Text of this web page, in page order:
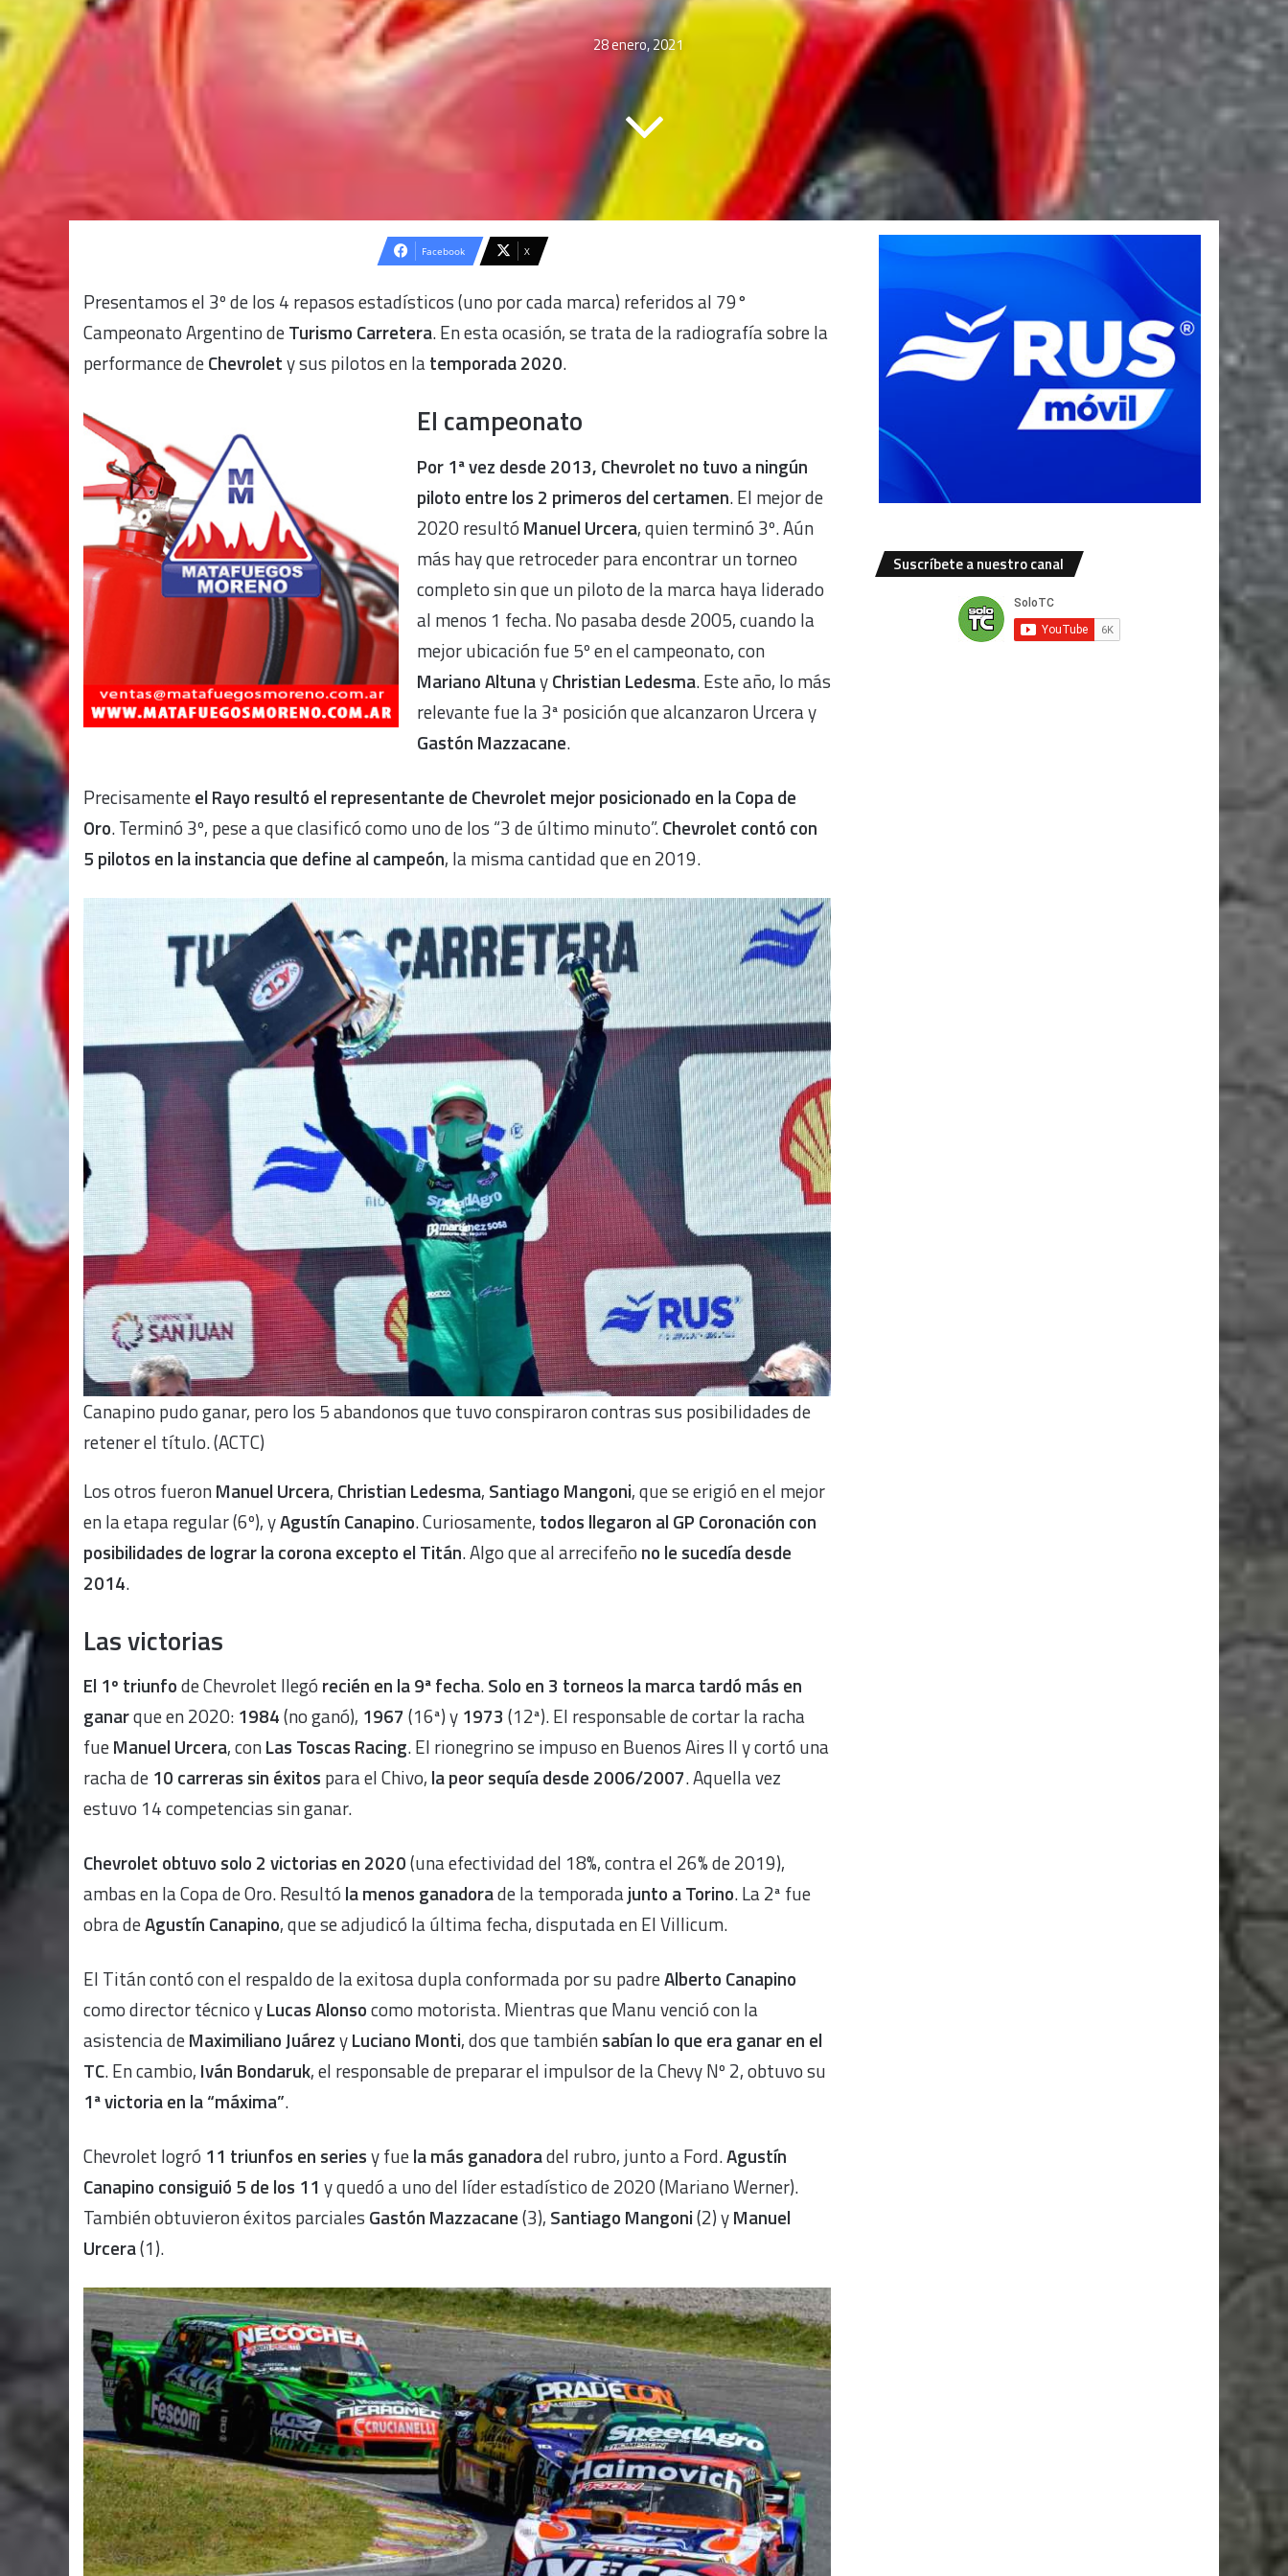
onan
28 enero, 2021
Facebook X
Presentamos el 3º de los 4 repasos estadísticos (uno por cada marca) referidos al 79°
Campeonato Argentino deTurismo Carretera. En esta ocasión, se trata de la radiografía sobre la
performance deChevrolety sus pilotos en latemporada 2020.
El campeonato
Por 1ª vez desde 2013, Chevrolet no tuvo a ningún
piloto entre los 2 primeros del certamen. El mejor de
2020 resultó Manuel Urcera, quien terminó 3º. Aún
más hay que retroceder para encontrar un torneo
completo sin que un piloto de la marca haya liderado
al menos 1 fecha. No pasaba desde 2005, cuando la
mejor ubicación fue 5º en el campeonato, con
Mariano AltunayChristian Ledesma. Este año, lo más
relevante fue la 3ª posición que alcanzaron Urcera y
Gastón Mazzacane.
Precisamenteel Rayo resultó el representante de Chevrolet mejor posicionado en la Copa de
Oro. Terminó 3º, pese a que clasificó como uno de los “3 de último minuto”.Chevrolet contó con
5 pilotos en la instancia que define al campeón, la misma cantidad que en 2019.
Canapino pudo ganar, pero los 5 abandonos que tuvo conspiraron contras sus posibilidades de
retener el título. (ACTC)
Los otros fueronManuel Urcera, Christian Ledesma, Santiago Mangoni, que se erigió en el mejor
en la etapa regular (6º), yAgustín Canapino. Curiosamente, todos llegaron al GP Coronación con
posibilidades de lograr la corona excepto el Titán. Algo que al arrecifeño no le sucedía desde
2014.
Las victorias
El 1º triunfode Chevrolet llegó recién en la 9ª fecha.Solo en 3 torneos la marca tardó más en
ganarque en 2020: 1984(no ganó), 1967 (16ª) y 1973 (12ª). El responsable de cortar la racha
fueManuel Urcera, conLas Toscas Racing. El rionegrino se impuso en Buenos Aires II y cortó una
racha de 10 carreras sin éxitos para el Chivo, la peor sequía desde 2006/2007. Aquella vez
estuvo 14 competencias sin ganar.
Chevrolet obtuvo solo 2 victorias en 2020(una efectividad del 18%, contra el 26% de 2019),
ambas en la Copa de Oro. Resultó la menos ganadorade la temporadajunto a Torino. La 2ª fue
obra deAgustín Canapino, que se adjudicó la última fecha, disputada en El Villicum.
El Titán contó con el respaldo de la exitosa dupla conformada por su padreAlberto Canapino
como director técnico yLucas Alonsocomo motorista. Mientras que Manu venció con la
asistencia deMaximiliano JuárezyLuciano Monti, dos que tambiénsabían lo que era ganar en el
TC. En cambio, Iván Bondaruk, el responsable de preparar el impulsor de la Chevy Nº 2, obtuvo su
1ª victoria en la “máxima”.
Chevrolet logró 11 triunfos en seriesy fuela más ganadoradel rubro, junto a Ford.Agustín
Canapino consiguió 5 de los 11 y quedó a uno del líder estadístico de 2020 (Mariano Werner).
También obtuvieron éxitos parciales Gastón Mazzacane(3), Santiago Mangoni(2) yManuel
Urcera(1).
Suscríbete a nuestro canal